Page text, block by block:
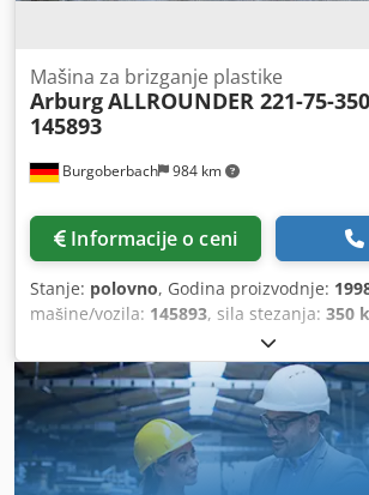
Burgoberbach 984 km
Mašina za brizganje plastike
ArburgALLROUNDER 221-75-350
145893
Informacije o ceni
Stanje: polovno, Godina proizvodnje:
mašine/vozila: 145893, sila stezanja: 350
, razmak između stubova:
pomeranja:56 cm³, pritisak ubrizgavanja:
prodaju je mašina za brizgo livenje
Allrounder 221-75-350. Mašina je u
stanju. Tehnički podaci: ARBURG
Söhne GmbH & Co.KG Model / Tip:
Broj mašine / Serijski broj: 145893 Godina